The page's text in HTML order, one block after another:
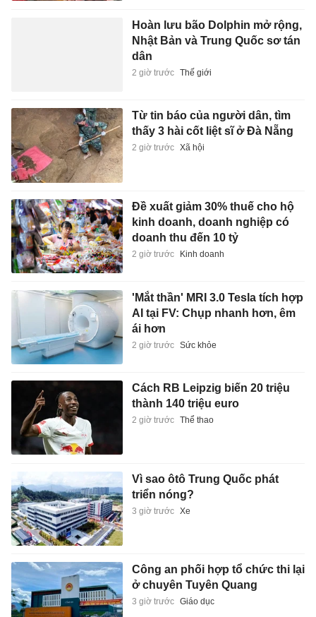
Hoàn lưu bão Dolphin mở rộng,
Nhật Bản và Trung Quốc sơ tán
dân
2 giờ trước Thế giới
Từ tin báo của người dân, tìm
thấy 3 hài cốt liệt sĩ ở Đà Nẵng
2 giờ trước Xã hội
Đề xuất giảm 30% thuế cho hộ
kinh doanh, doanh nghiệp có
doanh thu đến 10 tỷ
2 giờ trước Kinh doanh
'Mắt thần' MRI 3.0 Tesla tích hợp
AI tại FV: Chụp nhanh hơn, êm
ái hơn
2 giờ trước Sức khỏe
Cách RB Leipzig biến 20 triệu
thành 140 triệu euro
2 giờ trước Thể thao
Vì sao ôtô Trung Quốc phát
triển nóng?
3 giờ trước Xe
Công an phối hợp tổ chức thi lại
ở chuyên Tuyên Quang
3 giờ trước Giáo dục